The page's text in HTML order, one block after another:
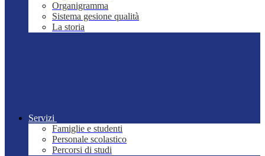
Organigramma
Sistema gesione qualità
La storia
Servizi
Famiglie e studenti
Personale scolastico
Percorsi di studi